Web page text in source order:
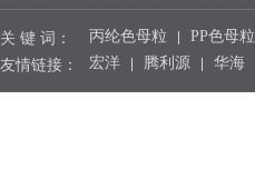
关 键 词： 丙纶色母粒 PP色母粒
友情链接：
宏洋 腾利源 华海